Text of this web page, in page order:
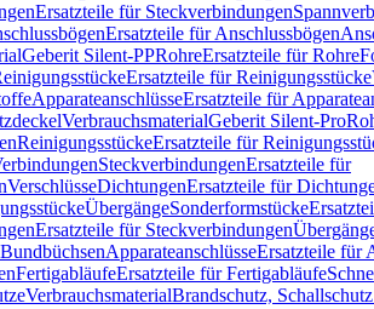
Ersatzteile für Steckverbindungen
Ersatzteile für Anschlussbögen
Geberit Silent-PPRohreErsatzteile für Rohre
Ersatzteile für Reinigungsstücke
ApparateanschlüsseErsatzteile für
VerbrauchsmaterialGeberit Silent-Pro
ReinigungsstückeErsatzteile für
SteckverbindungenErsatzteile für
VerschlüsseDichtungenErsatzteile für
ÜbergängeSonderformstücke
Ersatzteile für Steckverbindungen
BundbüchsenApparateanschlüsseErsatzteile für
FertigabläufeErsatzteile für Fertigabläufe
VerbrauchsmaterialBrandschutz,